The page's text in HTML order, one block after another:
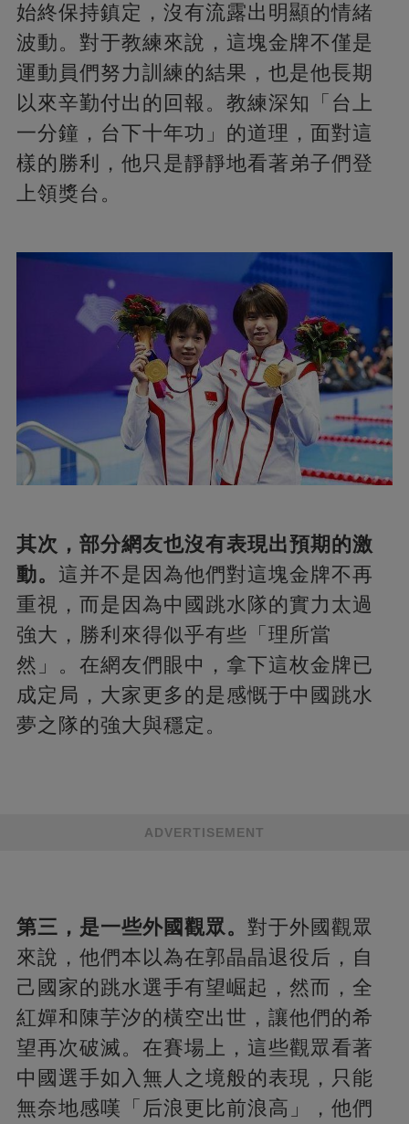
始終保持鎮定，沒有流露出明顯的情緒
波動。對于教練來說，這塊金牌不僅是
運動員們努力訓練的結果，也是他長期
以來辛勤付出的回報。教練深知「台上
一分鐘，台下十年功」的道理，面對這
樣的勝利，他只是靜靜地看著弟子們登
上領獎台。
其次，部分網友也沒有表現出預期的激
動。 這并不是因為他們對這塊金牌不再
重視，而是因為中國跳水隊的實力太過
強大，勝利來得似乎有些「理所當
然」。在網友們眼中，拿下這枚金牌已
成定局，大家更多的是感慨于中國跳水
夢之隊的強大與穩定​​​​。
ADVERTISEMENT
第三，是一些外國觀眾。 對于外國觀眾
來說，他們本以為在郭晶晶退役后，自
己國家的跳水選手有望崛起，然而，全
紅嬋和陳芋汐的橫空出世，讓他們的希
望再次破滅。在賽場上，這些觀眾看著
中國選手如入無人之境般的表現，只能
無奈地感嘆「后浪更比前浪高」，他們